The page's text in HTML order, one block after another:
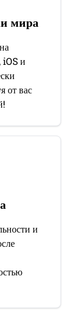
мира
и
от вас
и